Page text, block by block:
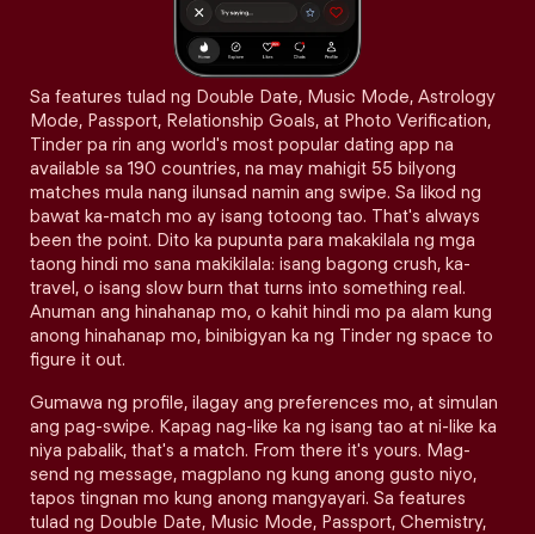
Sa features tulad ng Double Date, Music Mode, Astrology
Mode, Passport, Relationship Goals, at Photo Verification,
Tinder pa rin ang world's most popular dating app na
available sa 190 countries, na may mahigit 55 bilyong
matches mula nang ilunsad namin ang swipe. Sa likod ng
bawat ka-match mo ay isang totoong tao. That's always
been the point. Dito ka pupunta para makakilala ng mga
taong hindi mo sana makikilala: isang bagong crush, ka-
travel, o isang slow burn that turns into something real.
Anuman ang hinahanap mo, o kahit hindi mo pa alam kung
anong hinahanap mo, binibigyan ka ng Tinder ng space to
figure it out.
Gumawa ng profile, ilagay ang preferences mo, at simulan
ang pag-swipe. Kapag nag-like ka ng isang tao at ni-like ka
niya pabalik, that's a match. From there it's yours. Mag-
send ng message, magplano ng kung anong gusto niyo,
tapos tingnan mo kung anong mangyayari. Sa features
tulad ng Double Date, Music Mode, Passport, Chemistry,